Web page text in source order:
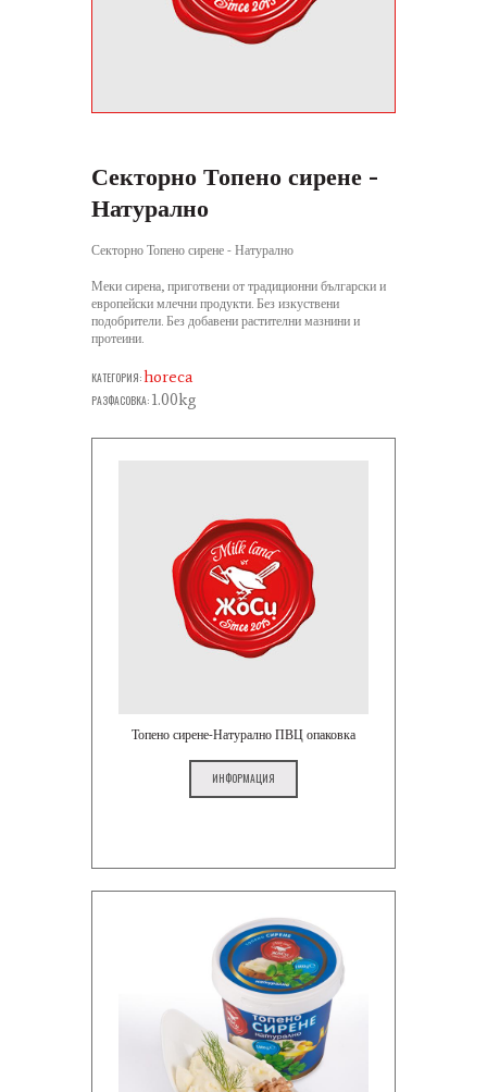
Секторно Топено сирене -
Натурално
Секторно Топено сирене - Натурално
Меки сирена, приготвени от традиционни български и
европейски млечни продукти. Без изкуствени
подобрители. Без добавени растителни мазнини и
протеини.
КАТЕГОРИЯ:horeca
РАЗФАСОВКА: 1.00kg
Топено сирене-Натурално ПВЦ опаковка
ИНФОРМАЦИЯ